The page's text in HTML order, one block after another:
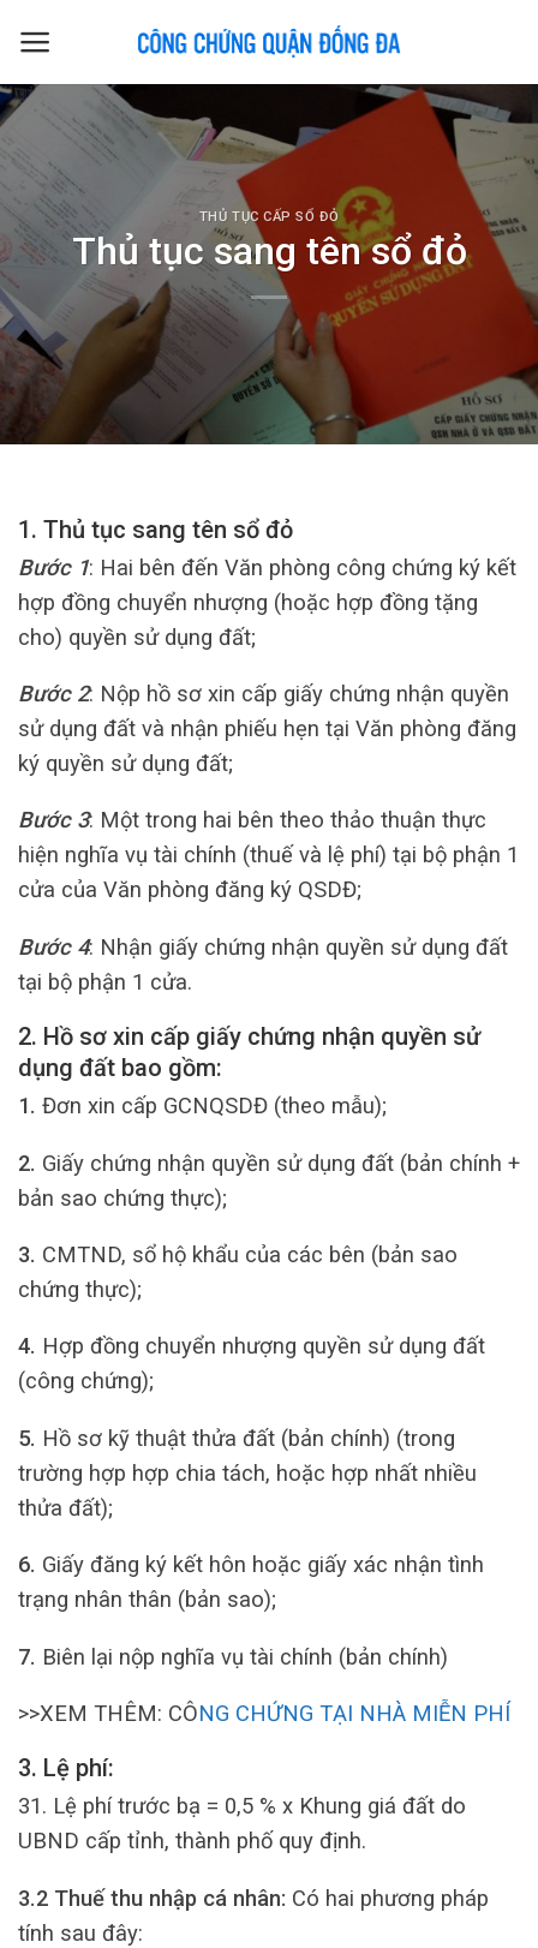
THỦ TỤC CẤP SỔ ĐỎ
Thủ tục sang tên sổ đỏ
1. Thủ tục sang tên sổ đỏ
Bước 1: Hai bên đến Văn phòng công chứng ký kết
hợp đồng chuyển nhượng (hoặc hợp đồng tặng
cho) quyền sử dụng đất;
Bước 2: Nộp hồ sơ xin cấp giấy chứng nhận quyền
sử dụng đất và nhận phiếu hẹn tại Văn phòng đăng
ký quyền sử dụng đất;
Bước 3: Một trong hai bên theo thảo thuận thực
hiện nghĩa vụ tài chính (thuế và lệ phí) tại bộ phận 1
cửa của Văn phòng đăng ký QSDĐ;
Bước 4: Nhận giấy chứng nhận quyền sử dụng đất
tại bộ phận 1 cửa.
2. Hồ sơ xin cấp giấy chứng nhận quyền sử
dụng đất bao gồm:
1. Đơn xin cấp GCNQSDĐ (theo mẫu);
2. Giấy chứng nhận quyền sử dụng đất (bản chính +
bản sao chứng thực);
3. CMTND, sổ hộ khẩu của các bên (bản sao
chứng thực);
4. Hợp đồng chuyển nhượng quyền sử dụng đất
(công chứng);
5. Hồ sơ kỹ thuật thửa đất (bản chính) (trong
trường hợp hợp chia tách, hoặc hợp nhất nhiều
thửa đất);
6. Giấy đăng ký kết hôn hoặc giấy xác nhận tình
trạng nhân thân (bản sao);
7. Biên lại nộp nghĩa vụ tài chính (bản chính)
>>XEM THÊM: CÔNG CHỨNG TẠI NHÀ MIỄN PHÍ
3. Lệ phí:
31. Lệ phí trước bạ = 0,5 % x Khung giá đất do
UBND cấp tỉnh, thành phố quy định.
3.2 Thuế thu nhập cá nhân: Có hai phương pháp
tính sau đây: